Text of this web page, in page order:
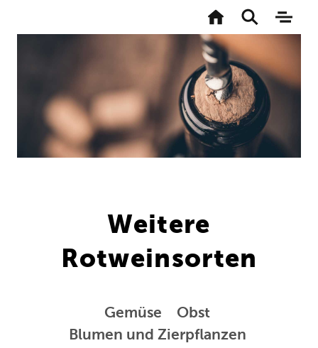
Toggle
search
Startseite
Weitere
Rotweinsorten
Gemüse
Obst
Blumen und Zierpflanzen